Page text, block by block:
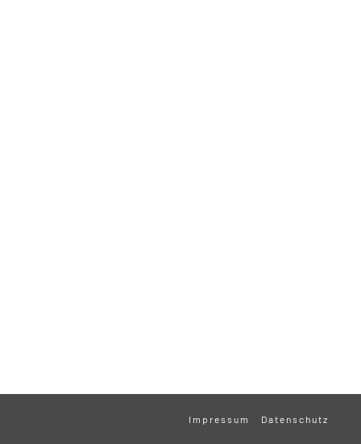
Impressum Datenschutz